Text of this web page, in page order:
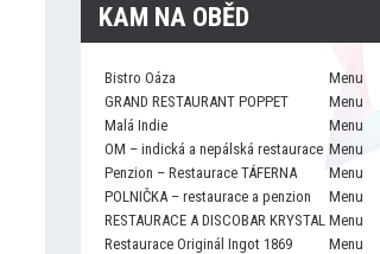
KAM NA OBĚD
Bistro Oáza Menu
GRAND RESTAURANT POPPET
Menu
Malá Indie
Menu
OM – indická a nepálská restaurace Menu
Penzion – Restaurace TÁFERNA
Menu
POLNIČKA – restaurace a penzion
Menu
RESTAURACE A DISCOBAR KRYSTAL Menu
Restaurace Originál Ingot 1869
Menu